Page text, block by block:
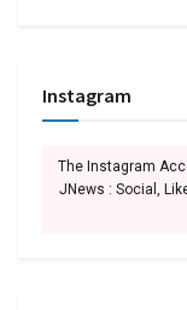
Instagram
The Instagram
JNews : Social,